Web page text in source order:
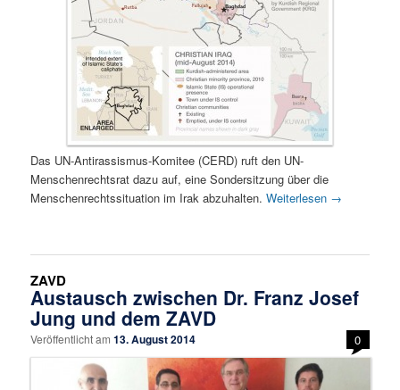
Das UN-Antirassismus-Komitee (CERD) ruft den UN-
Menschenrechtsrat dazu auf, eine Sondersitzung über die
Menschenrechtssituation im Irak abzuhalten.Weiterlesen →
ZAVD
Austausch zwischen Dr. Franz Josef
Jung und dem ZAVD
Veröffentlicht am13. August 2014 0